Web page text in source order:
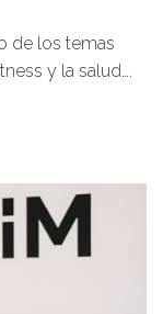
de los temas
y la salud….